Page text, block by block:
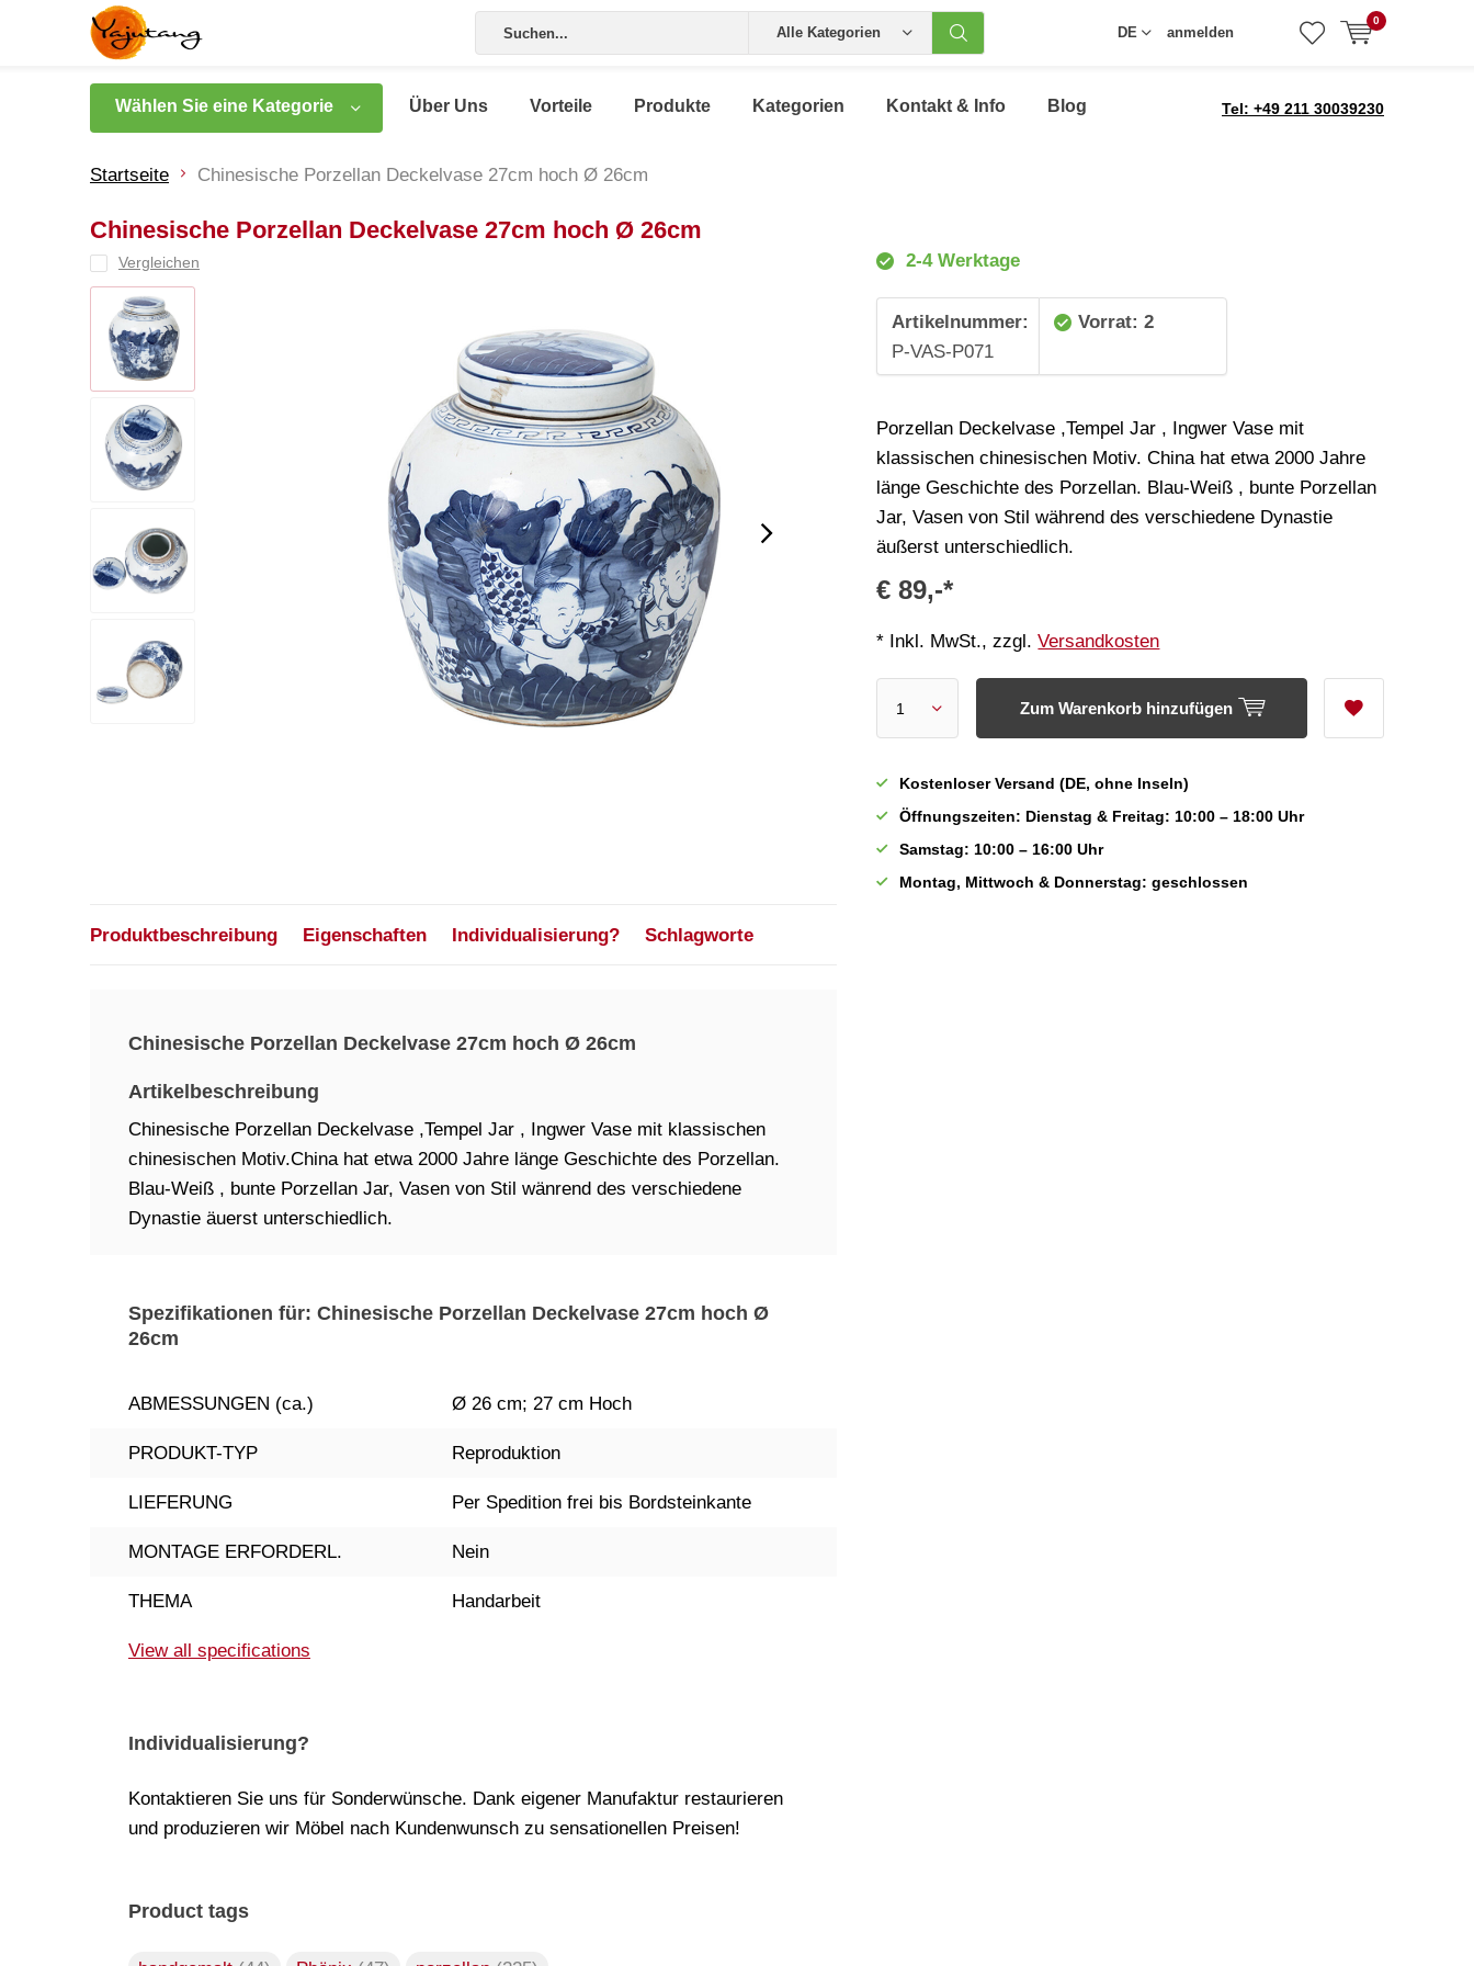
Alle Kategorien DE anmelden
0
Wählen Sie eine Kategorie Über Uns Vorteile Produkte Kategorien Kontakt & Info Blog Tel: +49 211 30039230
Startseite Chinesische Porzellan Deckelvase 27cm hoch Ø 26cm
Chinesische Porzellan Deckelvase 27cm hoch Ø 26cm
Vergleichen 2-4 Werktage
Artikelnummer:
P-VAS-P071
Vorrat: 2
Porzellan Deckelvase ,Tempel Jar , Ingwer Vase mit
klassischen chinesischen Motiv. China hat etwa 2000 Jahre
länge Geschichte des Porzellan. Blau-Weiß , bunte Porzellan
Jar, Vasen von Stil während des verschiedene Dynastie
äußerst unterschiedlich.
€ 89,-*
* Inkl. MwSt., zzgl.Versandkosten
Zum Warenkorb hinzufügen
Kostenloser Versand (DE, ohne Inseln)
Öffnungszeiten: Dienstag & Freitag: 10:00 – 18:00 Uhr
Samstag: 10:00 – 16:00 Uhr
Montag, Mittwoch & Donnerstag: geschlossen
Produktbeschreibung Eigenschaften Individualisierung? Schlagworte
Chinesische Porzellan Deckelvase 27cm hoch Ø 26cm
Artikelbeschreibung
Chinesische Porzellan Deckelvase ,Tempel Jar , Ingwer Vase mit klassischen
chinesischen Motiv.China hat etwa 2000 Jahre länge Geschichte des Porzellan.
Blau-Weiß , bunte Porzellan Jar, Vasen von Stil wänrend des verschiedene
Dynastie äuerst unterschiedlich.
Spezifikationen für: Chinesische Porzellan Deckelvase 27cm hoch Ø
26cm
ABMESSUNGEN (ca.) Ø 26 cm; 27 cm Hoch
PRODUKT-TYP Reproduktion
LIEFERUNG Per Spedition frei bis Bordsteinkante
MONTAGE ERFORDERL. Nein
THEMA Handarbeit
View all specifications
Individualisierung?
Kontaktieren Sie uns für Sonderwünsche. Dank eigener Manufaktur restaurieren
und produzieren wir Möbel nach Kundenwunsch zu sensationellen Preisen!
Product tags